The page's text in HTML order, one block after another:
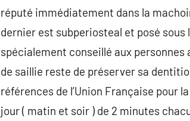
réputé immédiatement dans la
dernier est subperiosteal et posé sous
spécialement conseillé aux personnes
de saillie reste de préserver sa
références de l’Union Française pour
jour ( matin et soir ) de 2 minutes